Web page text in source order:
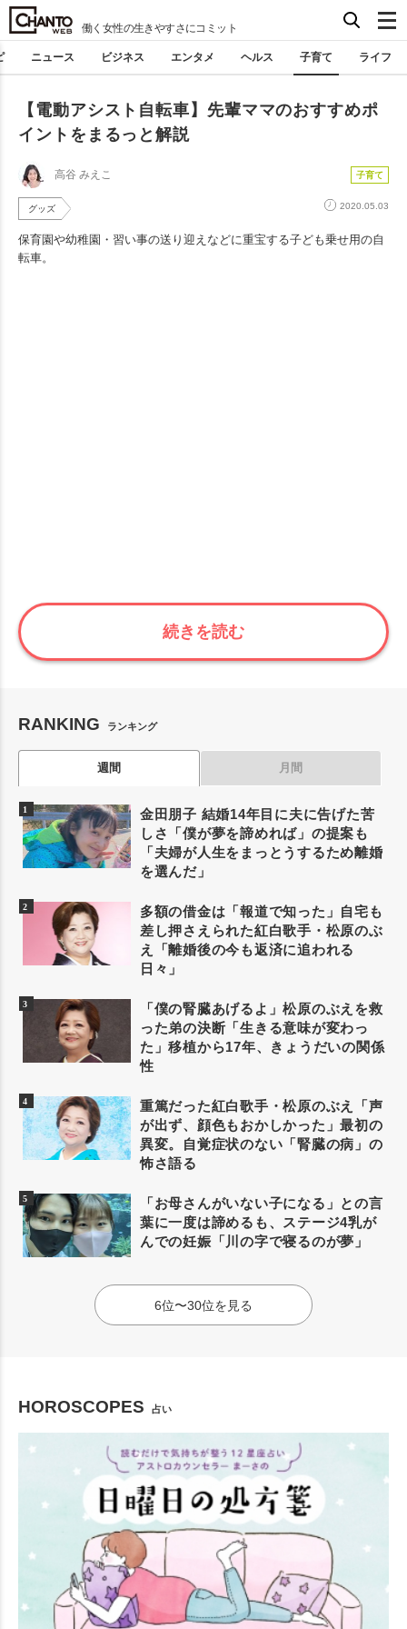
働く女性の生きやすさにコミット
ニュース ビジネス エンタメ ヘルス 子育て ライフ
【電動アシスト自転車】先輩ママのおすすめポ
イントをまるっと解説
高谷 みえこ 子育て
グッズ 2020.05.03
保育園や幼稚園・習い事の送り迎えなどに重宝する子ども乗せ用の自
転車。
続きを読む
RANKING ランキング
週間 月間
金田朋子 結婚14年目に夫に告げた苦
しさ「僕が夢を諦めれば」の提案も
「夫婦が人生をまっとうするため離婚
を選んだ」
多額の借金は「報道で知った」自宅も
差し押さえられた紅白歌手・松原のぶ
え「離婚後の今も返済に追われる
日々」
「僕の腎臓あげるよ」松原のぶえを救
った弟の決断「生きる意味が変わっ
た」移植から17年、きょうだいの関係
性
重篤だった紅白歌手・松原のぶえ「声
が出ず、顔色もおかしかった」最初の
異変。自覚症状のない「腎臓の病」の
怖さ語る
「お母さんがいない子になる」との言
葉に一度は諦めるも、ステージ4乳が
んでの妊娠「川の字で寝るのが夢」
6位〜30位を見る
HOROSCOPES 占い